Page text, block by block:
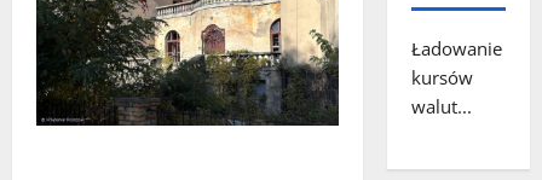
Ładowanie
kursów
walut...